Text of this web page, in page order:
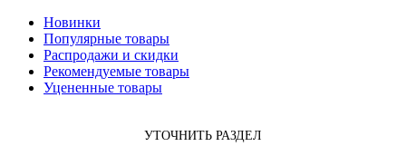
Новинки
Популярные товары
Распродажи и скидки
Рекомендуемые товары
Уцененные товары
УТОЧНИТЬ РАЗДЕЛ